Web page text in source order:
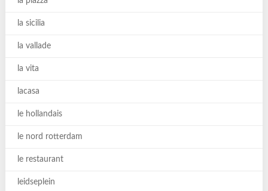
la sicilia
la vallade
la vita
lacasa
le hollandais
le nord rotterdam
le restaurant
leidseplein